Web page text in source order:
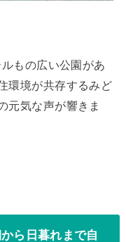
もの広い公園があ
環境が共存するみど
元気な声が響きま
ら日暮れまで自